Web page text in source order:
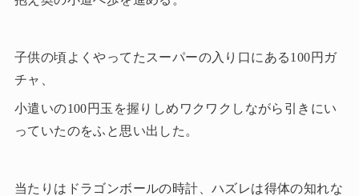
子供の頃よくやってたスーパーの入り口にある100円ガ
チャ、
小遣いの100円玉を握りしめワクワクしながら引きにい
っていたのをふと思い出した。
当たりはドラゴンボールの時計、ハズレは得体の知れな